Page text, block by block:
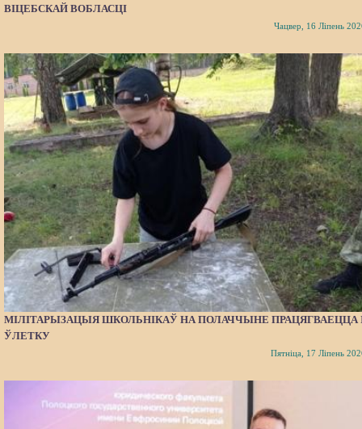
ВІЦЕБСКАЙ ВОБЛАСЦІ
Чацвер, 16 Ліпень
МІЛІТАРЫЗАЦЫЯ ШКОЛЬНІКАЎ НА ПОЛАЧЧЫНЕ ПРАЦЯГВАЕЦЦА
ЎЛЕТКУ
Пятніца, 17 Ліпень